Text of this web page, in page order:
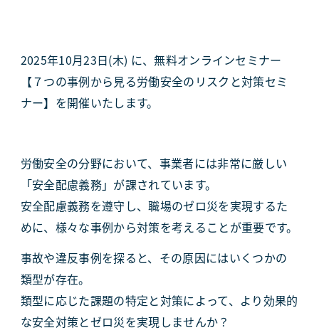
2025年10月23日(木) に、無料オンラインセミナー
【７つの事例から見る労働安全のリスクと対策セミ
ナー】を開催いたします。
労働安全の分野において、事業者には非常に厳しい
「安全配慮義務」が課されています。
安全配慮義務を遵守し、職場のゼロ災を実現するた
めに、様々な事例から対策を考えることが重要です。
事故や違反事例を探ると、その原因にはいくつかの
類型が存在。
類型に応じた課題の特定と対策によって、より効果的
な安全対策とゼロ災を実現しませんか？